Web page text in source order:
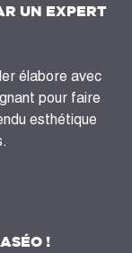
UN EXPERT
élabore avec
pour faire
esthétique
!